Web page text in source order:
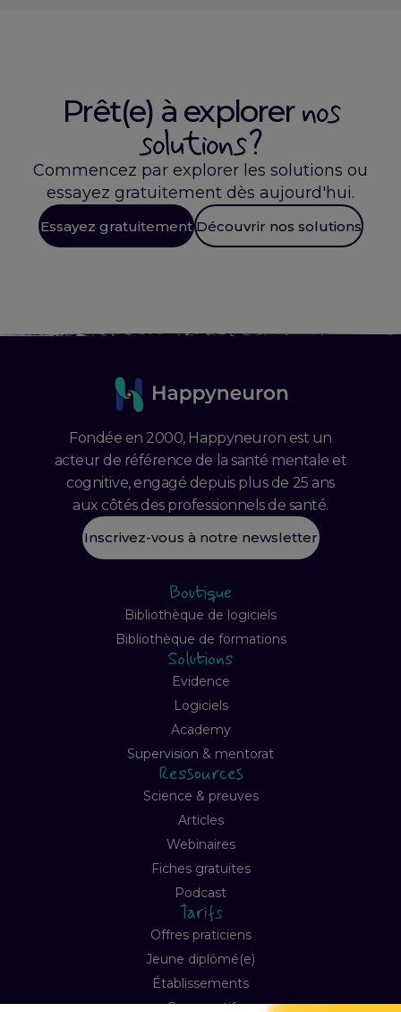
Prêt(e) à explorernos
solutions ?
Commencez par explorer les solutions ou
essayez gratuitement dès aujourd'hui.
Essayez gratuitement Découvrir nos solutions
Fondée en 2000, Happyneuron est un
acteur de référence de la santé mentale et
cognitive, engagé depuis plus de 25 ans
aux côtés des professionnels de santé.
Inscrivez-vous à notre newsletter
Boutique
Bibliothèque de logiciels
Bibliothèque de formations
Solutions
Evidence
Logiciels
Academy
Supervision & mentorat
Ressources
Science & preuves
Articles
Webinaires
Fiches gratuites
Podcast
Tarifs
Offres praticiens
Jeune diplômé(e)
Établissements
Comparatif